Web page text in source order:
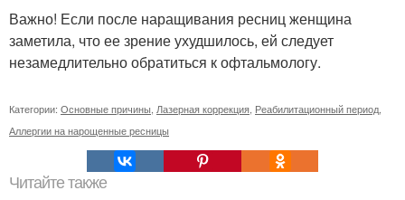
Важно! Если после наращивания ресниц женщина
заметила, что ее зрение ухудшилось, ей следует
незамедлительно обратиться к офтальмологу.
Категории: Основные причины, Лазерная коррекция, Реабилитационный период,
Аллергии на нарощенные ресницы
Читайте также